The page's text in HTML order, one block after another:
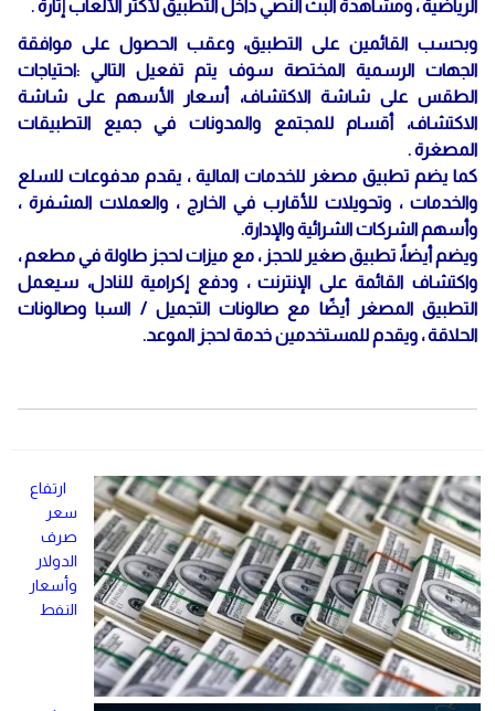
الرياضية ، ومشاهدة البث النصي داخل التطبيق لأكثر الألعاب إثارة .
وبحسب القائمين على التطبيق، وعقب الحصول على موافقة
الجهات الرسمية المختصة سوف يتم تفعيل التالي :احتياجات
الطقس على شاشة الاكتشاف، أسعار الأسهم على شاشة
الاكتشاف، أقسام للمجتمع والمدونات في جميع التطبيقات
المصغرة .
كما يضم تطبيق مصغر للخدمات المالية ، يقدم مدفوعات للسلع
والخدمات ، وتحويلات للأقارب في الخارج ، والعملات المشفرة ،
وأسهم الشركات الشرائية والإدارة.
ويضم أيضاً، تطبيق صغير للحجز ، مع ميزات لحجز طاولة في مطعم ،
واكتشاف القائمة على الإنترنت ، ودفع إكرامية للنادل، سيعمل
التطبيق المصغر أيضًا مع صالونات التجميل / السبا وصالونات
الحلاقة ، ويقدم للمستخدمين خدمة لحجز الموعد.
ارتفاع
سعر
صرف
الدولار
وأسعار
النفط